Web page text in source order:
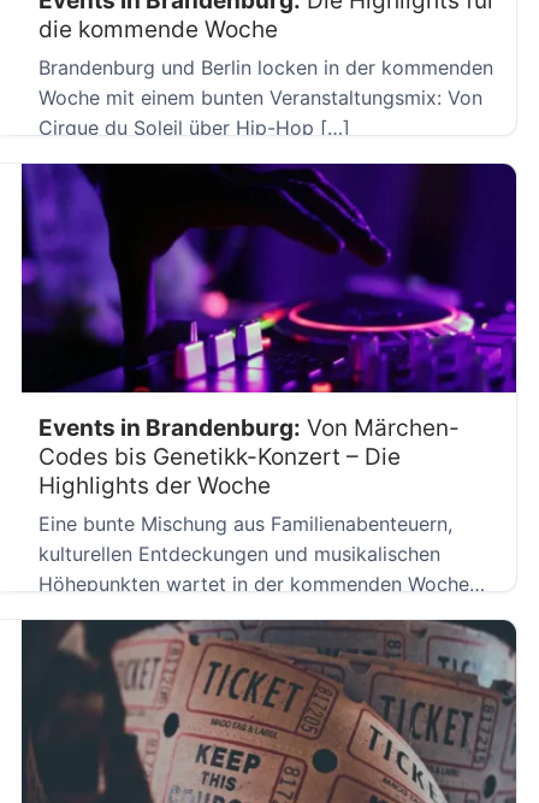
die kommende Woche
Brandenburg und Berlin locken in der kommenden
Woche mit einem bunten Veranstaltungsmix: Von
Cirque du Soleil über Hip-Hop […]
Events in Brandenburg: Von Märchen-
Codes bis Genetikk-Konzert – Die
Highlights der Woche
Eine bunte Mischung aus Familienabenteuern,
kulturellen Entdeckungen und musikalischen
Höhepunkten wartet in der kommenden Woche
auf Brandenburg und […]